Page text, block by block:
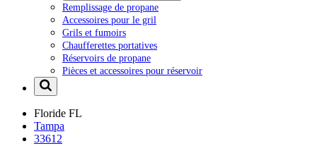
Remplissage de propane
Accessoires pour le gril
Grils et fumoirs
Chaufferettes portatives
Réservoirs de propane
Pièces et accessoires pour réservoir
Floride FL
Tampa
33612